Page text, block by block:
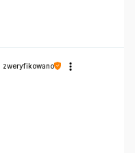
zweryfikowano